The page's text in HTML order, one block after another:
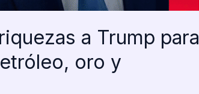
a Trump para
oro y